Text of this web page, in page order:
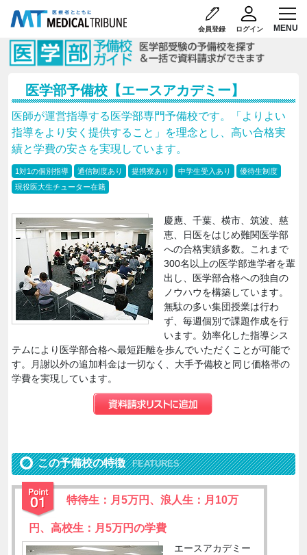
会員登録 ログイン
医学部予備校【エースアカデミー】
医師が運営指導する医学部専門予備校です。「よりよい
指導をより安く提供すること」を理念とし、高い合格実
績と学費の安さを実現しています。
1対1の個別指導 通信制度あり 提携寮あり 中学生受入あり
優待生制度
現役医大生チューター在籍
慶應、千葉、横市、筑波、慈
恵、日医をはじめ難関医学部
への合格実績多数。これまで
300名以上の医学部進学者を輩
出し、医学部合格への独自の
ノウハウを構築しています。
無駄の多い集団授業は行わ
ず、毎週個別で課題作成を行
います。効率化した指導シス
テムにより医学部合格へ最短距離を歩んでいただくことが可能で
す。月謝以外の追加料金は一切なく、大手予備校と同じ価格帯の
学費を実現しています。
この予備校の特徴 FEATURES
特待生：月5万円、浪人生：月10万
円、高校生：月5万円の学費
エースアカデミー